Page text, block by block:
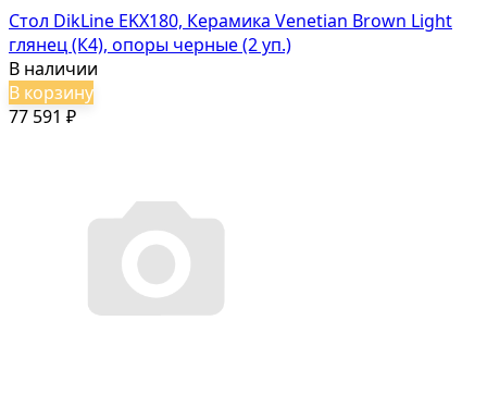
Стол DikLine EKX180, Керамика Venetian Brown Light
глянец (К4), опоры черные (2 уп.)
В наличии
В корзину
77 591 ₽